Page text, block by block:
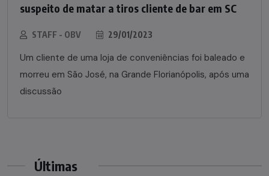
suspeito de matar a tiros cliente de bar em SC
STAFF - OBV 29/01/2023
Um cliente de uma loja de conveniências foi baleado e
morreu em São José, na Grande Florianópolis, após uma
discussão
Últimas